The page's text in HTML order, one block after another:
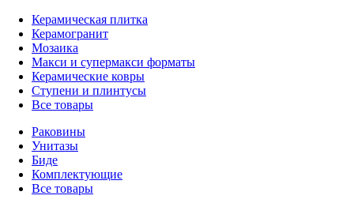
Керамическая плитка
Керамогранит
Мозаика
Макси и супермакси форматы
Керамические ковры
Ступени и плинтусы
Все товары
Раковины
Унитазы
Биде
Комплектующие
Все товары